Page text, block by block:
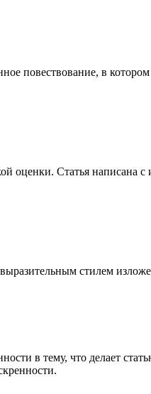
повествование, в
оценки. Статья написана
стилем
в тему, что делает